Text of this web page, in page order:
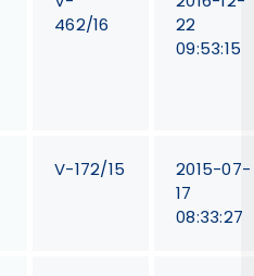
462/16
22
09:53:15
V-172/15
2015-07-
17
08:33:27